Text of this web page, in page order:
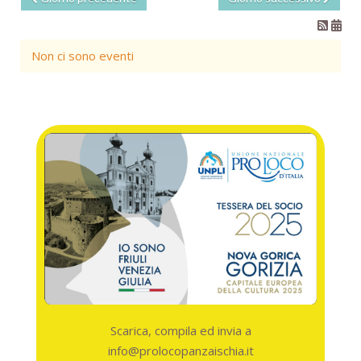
Non ci sono eventi
Scarica, compila ed invia a
info@prolocopanzaischia.it